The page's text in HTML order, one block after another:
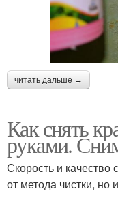
читать дальше →
Как снять
руками.
Скорость и качество
от метода чистки, но